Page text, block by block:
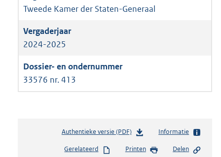
Tweede Kamer der Staten-Generaal
2024-2025
33576 nr. 413
Authentieke versie (PDF)b
s
Informatie
Gerelateerd Printen Delen